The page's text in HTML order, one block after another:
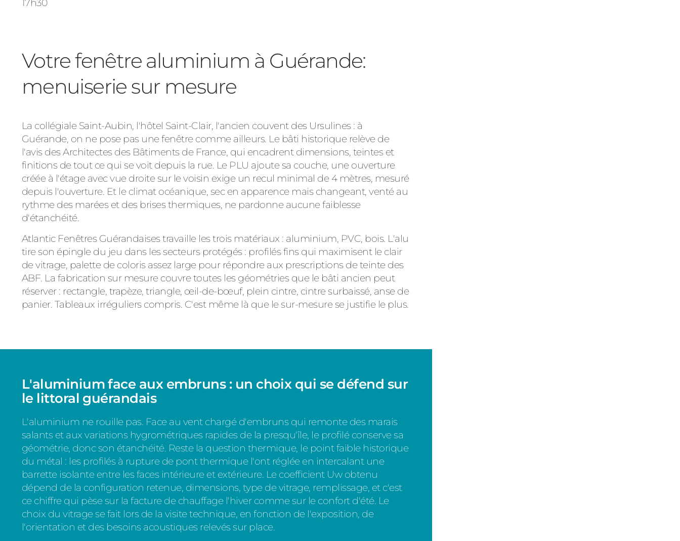
17h30
Votre fenêtre aluminium à Guérande:
menuiserie sur mesure
La collégiale Saint-Aubin, l'hôtel Saint-Clair, l'ancien couvent des Ursulines : à
Guérande, on ne pose pas une fenêtre comme ailleurs. Le bâti historique relève de
l'avis des Architectes des Bâtiments de France, qui encadrent dimensions, teintes et
finitions de tout ce qui se voit depuis la rue. Le PLU ajoute sa couche, une ouverture
créée à l'étage avec vue droite sur le voisin exige un recul minimal de 4 mètres, mesuré
depuis l'ouverture. Et le climat océanique, sec en apparence mais changeant, venté au
rythme des marées et des brises thermiques, ne pardonne aucune faiblesse
d'étanchéité.
Atlantic Fenêtres Guérandaises travaille les trois matériaux : aluminium, PVC, bois. L'alu
tire son épingle du jeu dans les secteurs protégés : profilés fins qui maximisent le clair
de vitrage, palette de coloris assez large pour répondre aux prescriptions de teinte des
ABF. La fabrication sur mesure couvre toutes les géométries que le bâti ancien peut
réserver : rectangle, trapèze, triangle, œil-de-bœuf, plein cintre, cintre surbaissé, anse de
panier. Tableaux irréguliers compris. C'est même là que le sur-mesure se justifie le plus.
L'aluminium face aux embruns : un choix qui se défend sur
le littoral guérandais
L'aluminium ne rouille pas. Face au vent chargé d'embruns qui remonte des marais
salants et aux variations hygrométriques rapides de la presqu'île, le profilé conserve sa
géométrie, donc son étanchéité. Reste la question thermique, le point faible historique
du métal : les profilés à rupture de pont thermique l'ont réglée en intercalant une
barrette isolante entre les faces intérieure et extérieure. Le coefficient Uw obtenu
dépend de la configuration retenue, dimensions, type de vitrage, remplissage, et c'est
ce chiffre qui pèse sur la facture de chauffage l'hiver comme sur le confort d'été. Le
choix du vitrage se fait lors de la visite technique, en fonction de l'exposition, de
l'orientation et des besoins acoustiques relevés sur place.